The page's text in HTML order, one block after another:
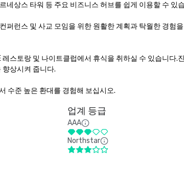
네상스 타워 등 주요 비즈니스 허브를 쉽게 이용할 수 있
런스 및 사교 모임을 위한 원활한 계획과 탁월한 경험
스토랑 및 나이트클럽에서 휴식을 취하실 수 있습니다.
상시켜 줍니다.
수준 높은 환대를 경험해 보십시오.
업계 등급
AAA
Northstar